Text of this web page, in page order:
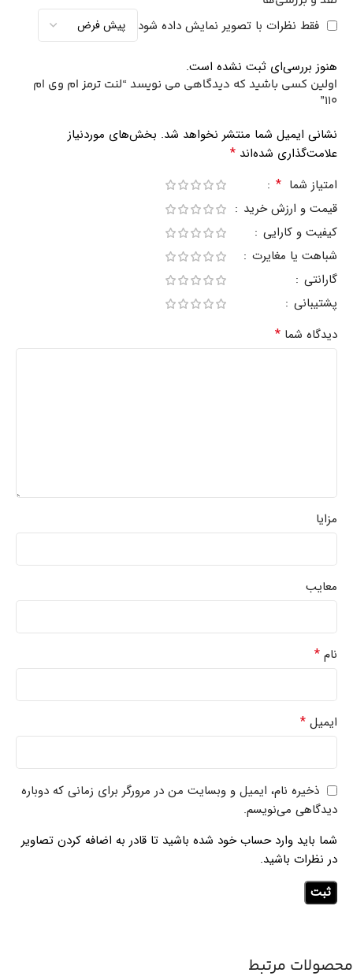
فقط نظرات با تصویر نمایش داده شود
هنوز بررسی‌ای ثبت نشده است.
اولین کسی باشید که دیدگاهی می نویسد “لنت ترمز ام وی ام
110”
نشانی ایمیل شما منتشر نخواهد شد. بخش‌های موردنیاز
علامت‌گذاری شده‌اند *
امتیاز شما *
قیمت و ارزش خرید
کیفیت و کارایی
شباهت یا مغایرت
گارانتی
پشتیبانی
دیدگاه شما *
مزایا
معایب
نام *
ایمیل *
ذخیره نام، ایمیل و وبسایت من در مرورگر برای زمانی که دوباره
دیدگاهی می‌نویسم.
شما باید وارد حساب خود شده باشید تا قادر به اضافه کردن تصاویر
در نظرات باشید.
محصولات مرتبط